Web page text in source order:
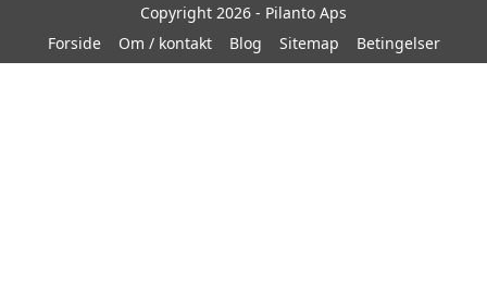
Copyright 2026 - Pilanto Aps
Forside
Om / kontakt Blog Sitemap Betingelser